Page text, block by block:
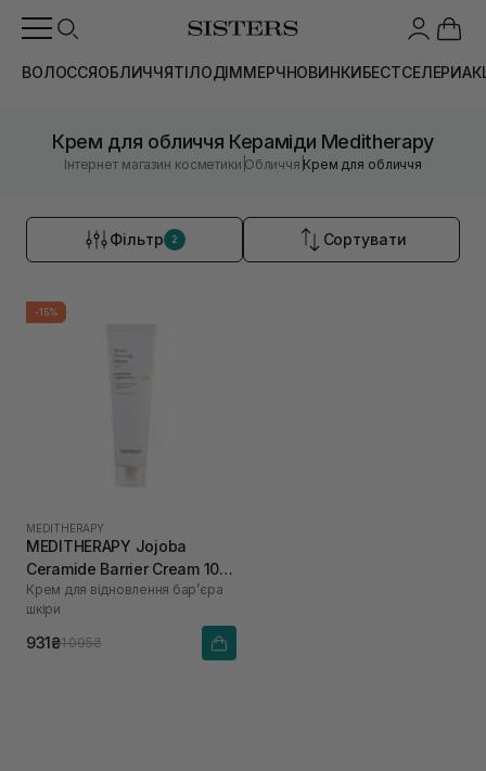
ВОЛОССЯОБЛИЧЧЯТІЛОДІММЕРЧНОВИНКИБЕСТСЕЛЕРИ
Крем для обличчя Кераміди Meditherapy
Інтернет магазин косметики |Обличчя |Крем для обличчя
Фільтр 2 Сортувати
-15%
MEDITHERAPY
MEDITHERAPY Jojoba
Ceramide Barrier Cream 100
мл
Крем для відновлення барʼєра
шкіри
931₴1 095₴